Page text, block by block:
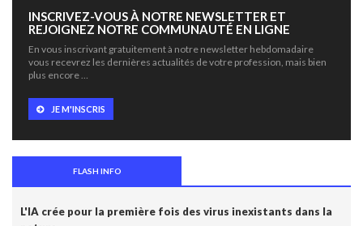
INSCRIVEZ-VOUS À NOTRE NEWSLETTER ET
REJOIGNEZ NOTRE COMMUNAUTÉ EN LIGNE
En vous inscrivant gratuitement à notre newsletter hebdomadaire
vous recevrez les dernières actualités de votre profession, mais bien
plus encore …
JE M'INSCRIS
FLASH INFO
L'IA crée pour la première fois des virus inexistants dans la